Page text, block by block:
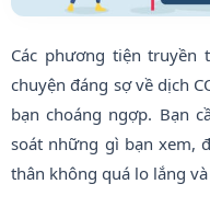
Các phương tiện truyền
chuyện đáng sợ về dịch
bạn choáng ngợp. Bạn
soát những gì bạn xem,
thân không quá lo lắng